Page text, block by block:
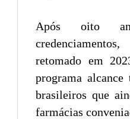
Após oito
retomado em
programa
brasileiros que
farmácias